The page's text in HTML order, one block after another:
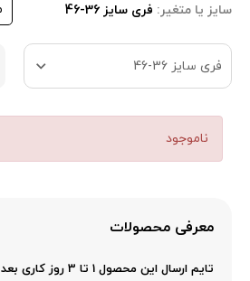
سایز یا متغیر: فری سایز 36-46
فری سایز 36-46
ناموجود
معرفی محصولات
تایم ارسال این